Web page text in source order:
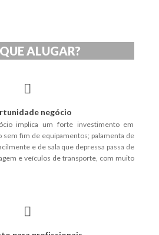
ALUGAR?
negócio
implica um forte investimento em
fim de equipamentos; palamenta de
e de sala que depressa passa de
e veículos de transporte, com muito